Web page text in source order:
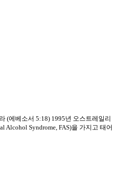
(에베소서 5:18) 1995년 오스트레일리
Syndrome, FAS)을 가지고 태어